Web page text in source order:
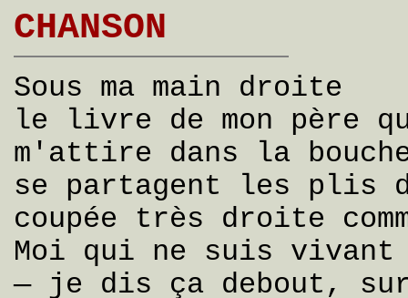
CHANSON
Sous ma main droite
le livre de mon père
m'attire dans la
se partagent les plis
coupée très droite
Moi qui ne suis vivant
— je dis ça debout,